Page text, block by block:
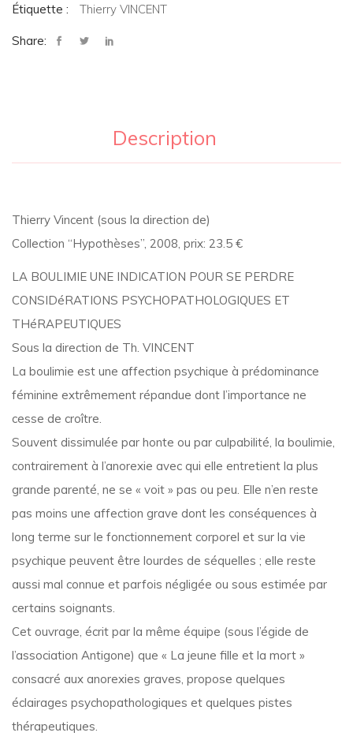
se
perdre
Étiquette : Thierry VINCENT
Share:
Description
Thierry Vincent (sous la direction de)
Collection “Hypothèses”, 2008, prix: 23.5 €
LA BOULIMIE UNE INDICATION POUR SE PERDRE
CONSIDéRATIONS PSYCHOPATHOLOGIQUES ET
THéRAPEUTIQUES
Sous la direction de Th. VINCENT
La boulimie est une affection psychique à prédominance
féminine extrêmement répandue dont l’importance ne
cesse de croître.
Souvent dissimulée par honte ou par culpabilité, la boulimie,
contrairement à l’anorexie avec qui elle entretient la plus
grande parenté, ne se « voit » pas ou peu. Elle n’en reste
pas moins une affection grave dont les conséquences à
long terme sur le fonctionnement corporel et sur la vie
psychique peuvent être lourdes de séquelles ; elle reste
aussi mal connue et parfois négligée ou sous estimée par
certains soignants.
Cet ouvrage, écrit par la même équipe (sous l’égide de
l’association Antigone) que « La jeune fille et la mort »
consacré aux anorexies graves, propose quelques
éclairages psychopathologiques et quelques pistes
thérapeutiques.